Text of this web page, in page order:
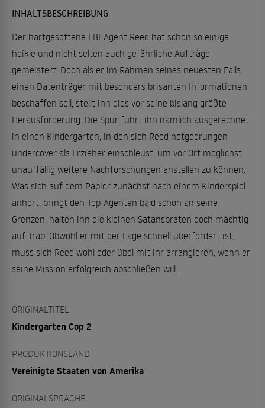
INHALTSBESCHREIBUNG
Der hartgesottene FBI-Agent Reed hat schon so einige
heikle und nicht selten auch gefährliche Aufträge
gemeistert. Doch als er im Rahmen seines neuesten Falls
einen Datenträger mit besonders brisanten Informationen
beschaffen soll, stellt ihn dies vor seine bislang größte
Herausforderung. Die Spur führt ihn nämlich ausgerechnet
in einen Kindergarten, in den sich Reed notgedrungen
undercover als Erzieher einschleust, um vor Ort möglichst
unauffällig weitere Nachforschungen anstellen zu können.
Was sich auf dem Papier zunächst nach einem Kinderspiel
anhört, bringt den Top-Agenten bald schon an seine
Grenzen, halten ihn die kleinen Satansbraten doch mächtig
auf Trab. Obwohl er mit der Lage schnell überfordert ist,
muss sich Reed wohl oder übel mit ihr arrangieren, wenn er
seine Mission erfolgreich abschließen will.
ORIGINALTITEL
Kindergarten Cop 2
PRODUKTIONSLAND
Vereinigte Staaten von Amerika
ORIGINALSPRACHE